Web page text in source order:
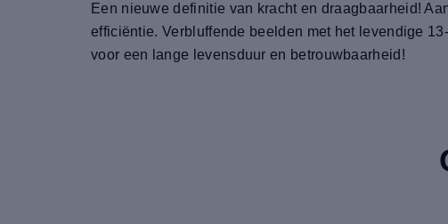
Een nieuwe definitie van kracht en draagbaarheid!
efficiëntie. Verbluffende beelden met het levendige
voor een lange levensduur en betrouwbaarheid!